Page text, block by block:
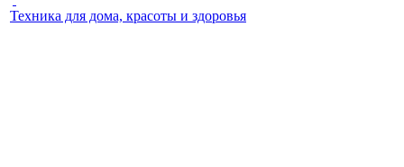
Техника для дома, красоты и здоровья